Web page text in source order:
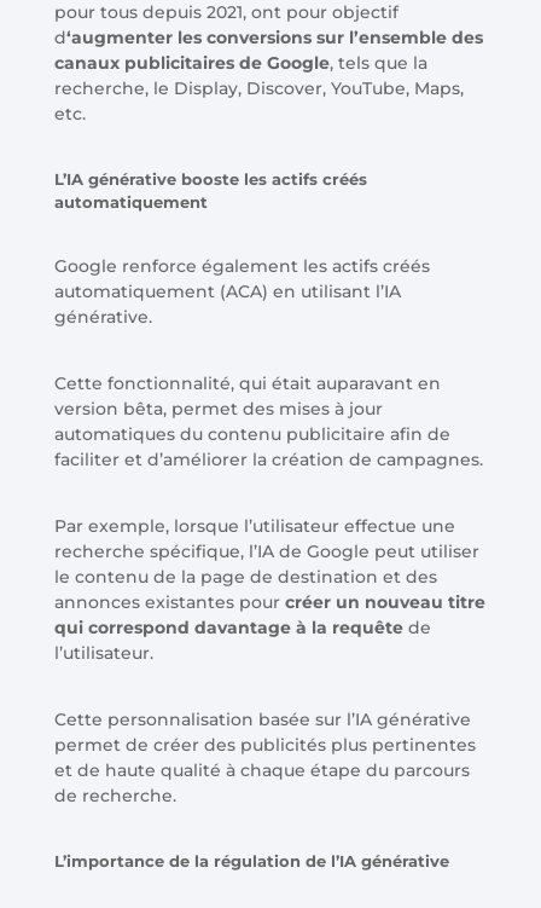
pour tous depuis 2021, ont pour objectif
d‘augmenter les conversions sur l’ensemble des
canaux publicitaires de Google, tels que la
recherche, le Display, Discover, YouTube, Maps,
etc.
L’IA générative booste les actifs créés
automatiquement
Google renforce également les actifs créés
automatiquement (ACA) en utilisant l’IA
générative.
Cette fonctionnalité, qui était auparavant en
version bêta, permet des mises à jour
automatiques du contenu publicitaire afin de
faciliter et d’améliorer la création de campagnes.
Par exemple, lorsque l’utilisateur effectue une
recherche spécifique, l’IA de Google peut utiliser
le contenu de la page de destination et des
annonces existantes pourcréer un nouveau titre
qui correspond davantage à la requête de
l’utilisateur.
Cette personnalisation basée sur l’IA générative
permet de créer des publicités plus pertinentes
et de haute qualité à chaque étape du parcours
de recherche.
L’importance de la régulation de l’IA générative